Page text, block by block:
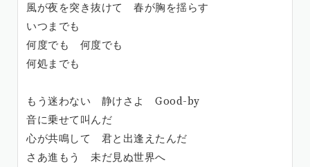
風が夜を突き抜けて 春が胸を揺らす
いつまでも
何度でも 何度でも
何処までも
もう迷わない 静けさよ Good-by
音に乗せて叫んだ
心が共鳴して 君と出逢えたんだ
さあ進もう 未だ見ぬ世界へ